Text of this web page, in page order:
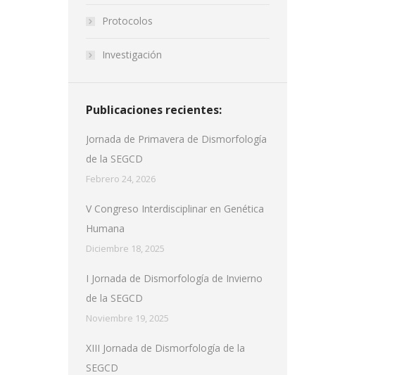
Protocolos
Investigación
Publicaciones recientes:
Jornada de Primavera de Dismorfología
de la SEGCD
Febrero 24, 2026
V Congreso Interdisciplinar en Genética
Humana
Diciembre 18, 2025
I Jornada de Dismorfología de Invierno
de la SEGCD
Noviembre 19, 2025
XIII Jornada de Dismorfología de la
SEGCD